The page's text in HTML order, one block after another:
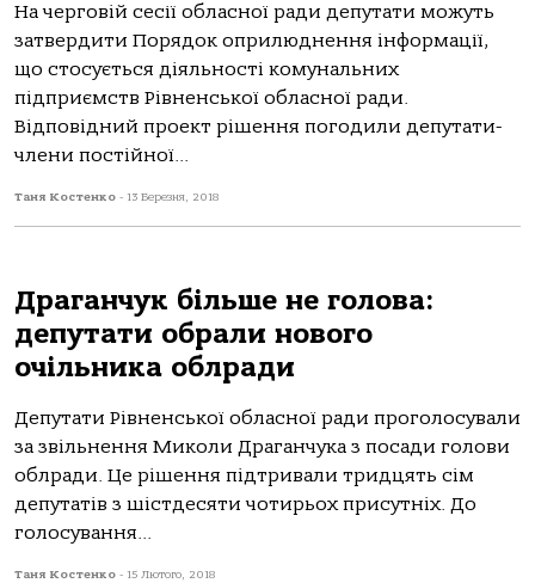
На черговій сесії обласної ради депутати можуть
затвердити Порядок оприлюднення інформації,
що стосується діяльності комунальних
підприємств Рівненської обласної ради.
Відповідний проект рішення погодили депутати-
члени постійної...
Таня Костенко - 13 Березня, 2018
Драганчук більше не голова:
депутати обрали нового
очільника облради
Депутати Рівненської обласної ради проголосували
за звільнення Миколи Драганчука з посади голови
облради. Це рішення підтривали тридцять сім
депутатів з шістдесяти чотирьох присутніх. До
голосування...
Таня Костенко - 15 Лютого, 2018